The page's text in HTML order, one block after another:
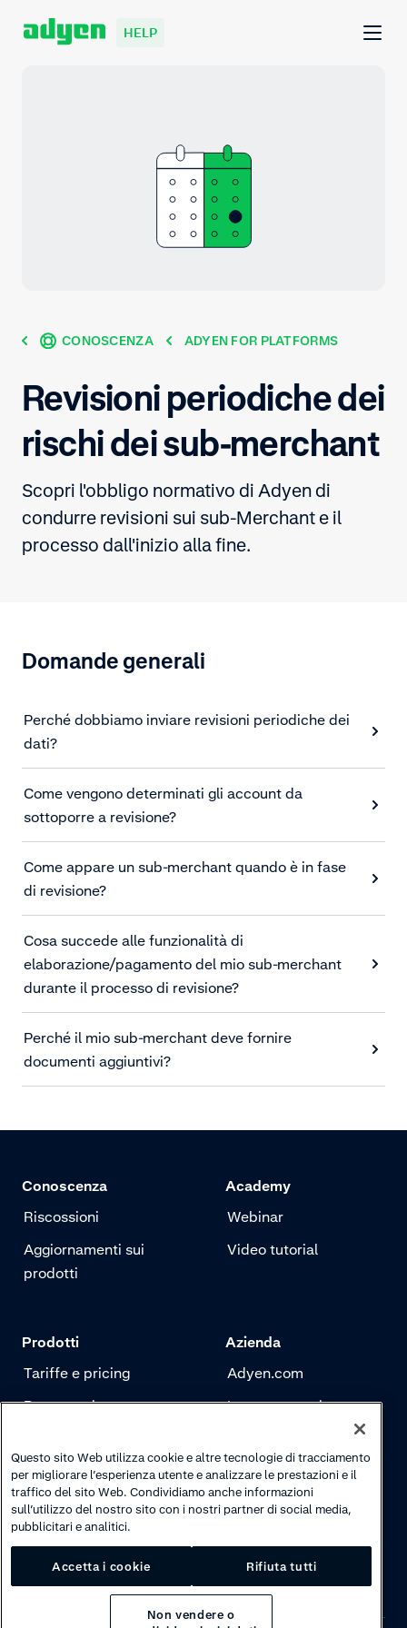
HELP
CONOSCENZA ADYEN FOR PLATFORMS
Revisioni periodiche dei
rischi dei sub-merchant
Scopri l'obbligo normativo di Adyen di
condurre revisioni sui sub-Merchant e il
processo dall'inizio alla fine.
Domande generali
Perché dobbiamo inviare revisioni periodiche dei
dati?
Come vengono determinati gli account da
sottoporre a revisione?
Come appare un sub-merchant quando è in fase
di revisione?
Cosa succede alle funzionalità di
elaborazione/pagamento del mio sub-merchant
durante il processo di revisione?
Perché il mio sub-merchant deve fornire
documenti aggiuntivi?
Conoscenza
Riscossioni
Aggiornamenti sui
prodotti
Academy
Webinar
Video tutorial
Prodotti
Tariffe e pricing
Pagamenti
Autenticazione
Azienda
Adyen.com
La nostra storia
Carriere
Questo sito Web utilizza cookie e altre tecnologie di tracciamento
per migliorare l’esperienza utente e analizzare le prestazioni e il
traffico del sito Web. Condividiamo anche informazioni
sull’utilizzo del nostro sito con i nostri partner di social media,
pubblicitari e analitici.
Accetta i cookie Rifiuta tutti
Non vendere o